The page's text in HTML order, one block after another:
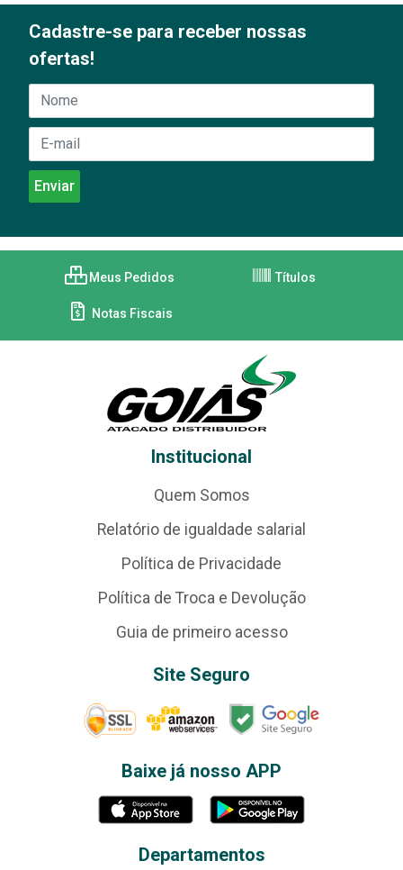
Cadastre-se para receber nossas
ofertas!
Meus Pedidos Títulos
Notas Fiscais
Institucional
Quem Somos
Relatório de igualdade salarial
Política de Privacidade
Política de Troca e Devolução
Guia de primeiro acesso
Site Seguro
Baixe já nosso APP
Departamentos